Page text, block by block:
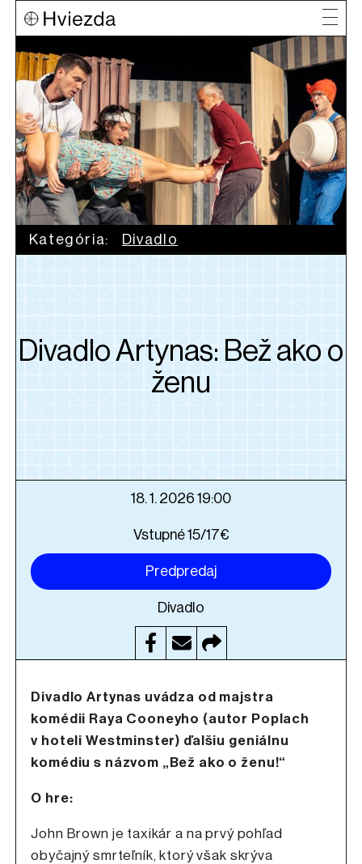
Kategória: Divadlo
Divadlo Artynas: Bež ako o
ženu
18. 1. 2026 19:00
Vstupné 15/17€
Predpredaj
Divadlo
Divadlo Artynas uvádza od majstra
komédii Raya Cooneyho (autor Poplach
v hoteli Westminster) ďalšiu geniálnu
komédiu s názvom „Bež ako o ženu!“
O hre:
John Brown je taxikár a na prvý pohľad
obyčajný smrteľník, ktorý však skrýva